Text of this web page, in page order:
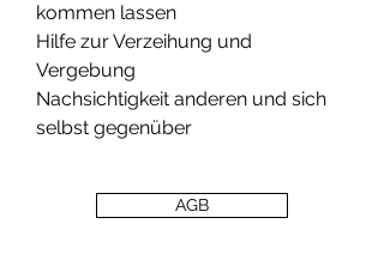
kommen lassen
Hilfe zur Verzeihung und
Vergebung
Nachsichtigkeit anderen und sich
selbst gegenüber
AGB